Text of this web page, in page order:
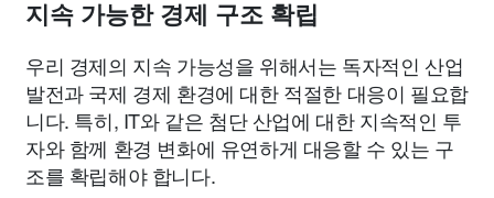
지속 가능한 경제 구조 확립
우리 경제의 지속 가능성을 위해서는 독자적인 산업
발전과 국제 경제 환경에 대한 적절한 대응이 필요합
니다. 특히, IT와 같은 첨단 산업에 대한 지속적인 투
자와 함께 환경 변화에 유연하게 대응할 수 있는 구
조를 확립해야 합니다.